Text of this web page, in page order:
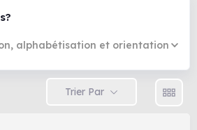
alphabétisation et orientation
Trier Par